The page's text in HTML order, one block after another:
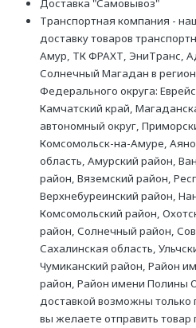
Доставка "Самовывоз"
Транспортная компания -
доставку товаров
Амур, ТК ФРАХТ, ЭниТранс,
Солнечный Магадан в
Федерального округа:
Камчатский край,
автономный округ,
Комсомольск-на-Амуре,
область, Амурский район,
район, Вяземский район,
Верхнебуреинский район,
Комсомольский район,
район, Солнечный район,
Сахалинская область,
Чумиканский район, Район
район, Район имени Полины
доставкой возможны только
вы желаете отправить товар